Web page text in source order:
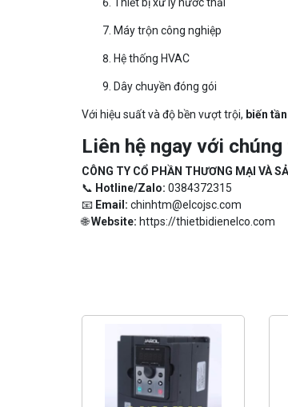
Máy trộn công nghiệp
Hệ thống HVAC
Dây chuyền đóng gói
Với hiệu suất và độ bền vượt trội, biến
Liên hệ ngay với
CÔNG TY CỔ PHẦN THƯƠNG MẠI VÀ
📞 Hotline/Zalo: 0384372315
📧 Email: chinhtm@elcojsc.com
🌐Website: https://thietbidienelco.com